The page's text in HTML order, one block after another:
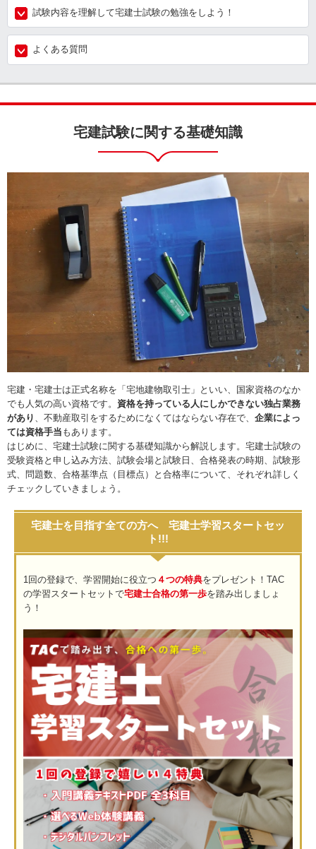
試験内容を理解して宅建士試験の勉強をしよう！
よくある質問
宅建試験に関する基礎知識
宅建・宅建士は正式名称を「宅地建物取引士」といい、国家資格のなか
でも人気の高い資格です。 資格を持っている人にしかできない独占業務
があり
、不動産取引をするためになくてはならない存在で、 企業によっ
ては資格手当 もあります。
はじめに、宅建士試験に関する基礎知識から解説します。宅建士試験の
受験資格と申し込み方法、試験会場と試験日、合格発表の時期、試験形
式、問題数、合格基準点（目標点）と合格率について、それぞれ詳しく
チェックしていきましょう。
宅建士を目指す全ての方へ 宅建士学習スタートセッ
ト!!!
1回の登録で、学習開始に役立つ ４つの特典をプレゼント！TAC
の学習スタートセットで宅建士合格の第一歩を踏み出しましょ
う！